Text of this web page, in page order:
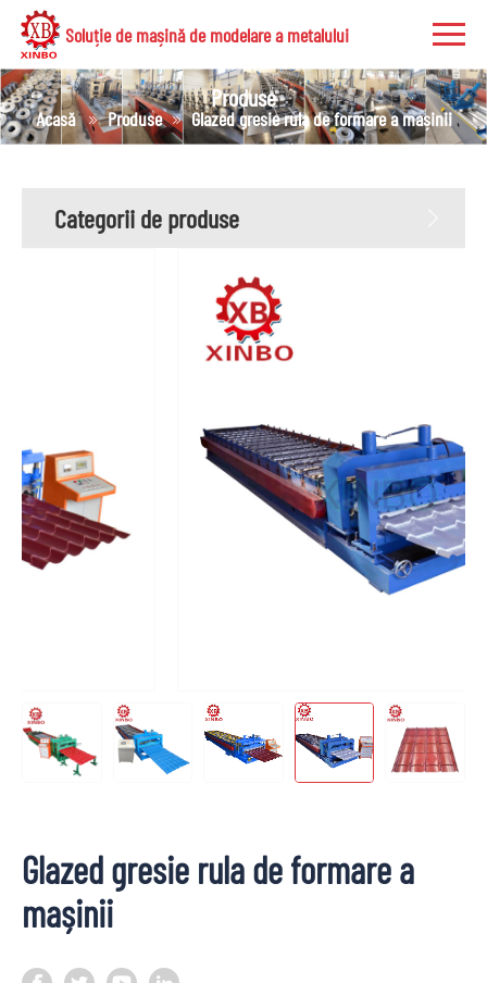
Soluție de mașină de modelare a metalului
Produse
Acasă Produse Glazed gresie rula de formare a mașinii
Categorii de produse
Glazed gresie rula de formare a
mașinii